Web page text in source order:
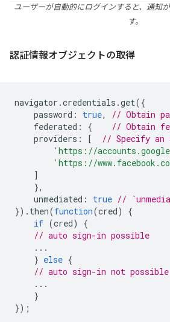
ユーザーが自動的にログインすると、通知
す。
認証情報オブジェクトの取得
navigator .credentials .get({
password : true,
// Obtain
federated : {
// Obtain
providers : [
// Specify an
'https://
'https://
]
},
unmediated : true //
}). then(function(cred)
{
if (cred)
{
// auto sign-in possible
...
} else {
// auto sign-in not possible
...
}
});